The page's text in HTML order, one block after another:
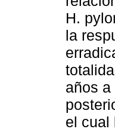
H.
la
años
el cual